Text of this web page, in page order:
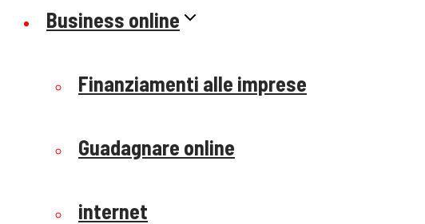
Business online
Finanziamenti alle imprese
Guadagnare online
internet